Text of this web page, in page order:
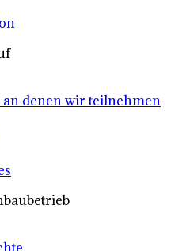
denen wir teilnehmen